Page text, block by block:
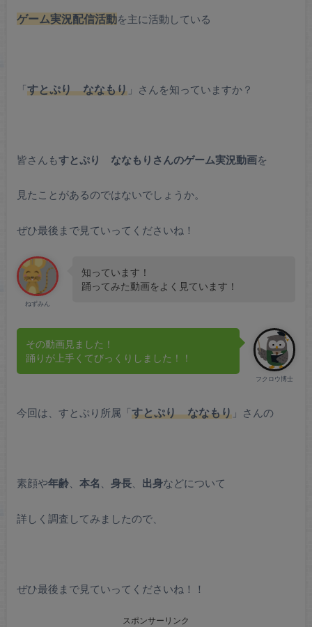
ゲーム実況配信活動を主に活動している
「すとぷり ななもり」さんを知っていますか？
皆さんもすとぷり ななもりさんのゲーム実況動画を
見たことがあるのではないでしょうか。
ぜひ最後まで見ていってくださいね！
ねずみん
知っています！
踊ってみた動画をよく見ています！
フクロウ博士
その動画見ました！
踊りが上手くてびっくりしました！！
今回は、すとぷり所属「すとぷり ななもり」さんの
素顔や年齢、 本名 身長、 出身などについて
詳しく調査してみましたので、
ぜひ最後まで見ていってくださいね！！
スポンサーリンク